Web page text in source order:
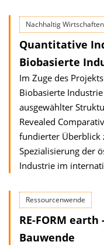
Nachhaltig Wirtschaften
Quantitative
Biobasierte
Im Zuge des
Biobasierte
ausgewählter
Revealed
fundierter Überblick
Spezialisierung der
Industrie im
Ressourcenwende
RE-FORM
Bauwende